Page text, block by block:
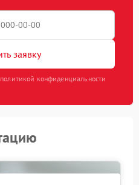
заявку
конфиденциальности